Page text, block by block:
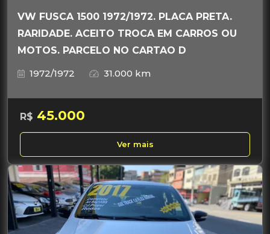
VW FUSCA 1500 1972/1972. PLACA PRETA.
RARIDADE. ACEITO TROCA EM CARROS OU
MOTOS. PARCELO NO CARTAO D
1972/1972
31.000 km
R$ 45.000
Ver mais